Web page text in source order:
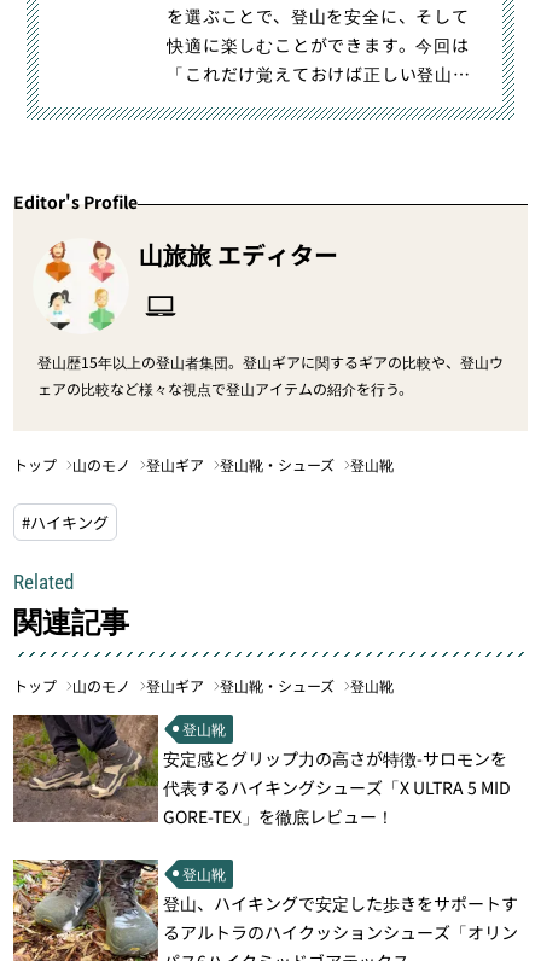
を選ぶことで、登山を安全に、そして
快適に楽しむことができます。今回は
「これだけ覚えておけば正しい登山靴
を選べる！」という初心者も安心｜初
山靴・シューズ）カテゴリの記事ペー
ジです。
Editor's Profile
山旅旅 エディター
登山歴15年以上の登山者集団。登山ギアに関するギアの比較や、登山ウ
ェアの比較など様々な視点で登山アイテムの紹介を行う。
トップ 山のモノ 登山ギア 登山靴・シューズ 登山靴
#ハイキング
Related
関連記事
トップ 山のモノ 登山ギア 登山靴・シューズ 登山靴
登山靴
安定感とグリップ力の高さが特徴-サロモンを
代表するハイキングシューズ「X ULTRA 5 MID
GORE-TEX」を徹底レビュー！
登山靴
登山、ハイキングで安定した歩きをサポートす
るアルトラのハイクッションシューズ「オリン